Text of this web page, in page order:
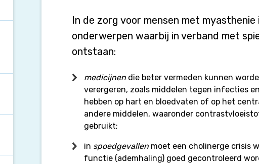
myasthenie?
In de zorg voor mensen met
onderwerpen waarbij in verband met
ontstaan:
medicijnen die beter vermeden kunnen
verergeren, zoals middelen tegen infecties
hebben op hart en bloedvaten of op het
andere middelen, waaronder
gebruikt;
in spoedgevallen moet een cholinerge crisis
functie (ademhaling) goed gecontroleerd